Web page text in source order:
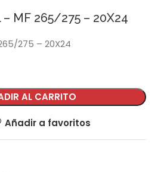
– MF 265/275 – 20X24
275 – 20X24
AL CARRITO
Añadir a favoritos